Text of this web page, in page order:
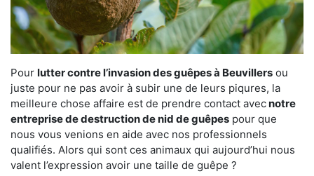
Pour lutter contre l’invasion des guêpes à Beuvillers ou
juste pour ne pas avoir à subir une de leurs piqures, la
meilleure chose affaire est de prendre contact avecnotre
entreprise de destruction de nid de guêpes pour que
nous vous venions en aide avec nos professionnels
qualifiés. Alors qui sont ces animaux qui aujourd’hui nous
valent l’expression avoir une taille de guêpe ?